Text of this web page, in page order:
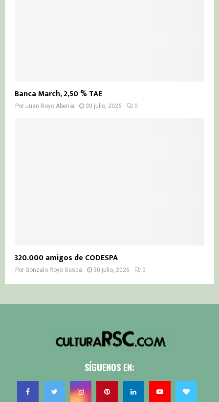
Banca March, 2,50 % TAE
Por Juan Royo Abenia 30 julio, 2026 0
320.000 amigos de CODESPA
Por Gonzalo Royo Gasca 30 julio, 2026 0
SÍGUENOS EN: